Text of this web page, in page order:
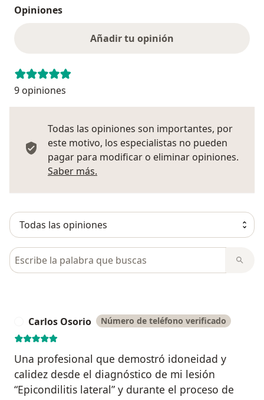
Opiniones
Añadir tu opinión
9 opiniones
Todas las opiniones son importantes, por
este motivo, los especialistas no pueden
pagar para modificar o eliminar opiniones.
Saber más.
Busca en opiniones
Carlos Osorio Número de teléfono verificado
Una profesional que demostró idoneidad y
calidez desde el diagnóstico de mi lesión
“Epicondilitis lateral” y durante el proceso de